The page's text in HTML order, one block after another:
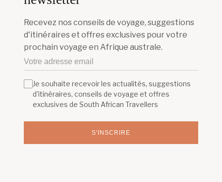
Recevez nos conseils de voyage, suggestions
d'itinéraires et offres exclusives pour votre
prochain voyage en Afrique australe.
S'INSCRIRE
Je souhaite recevoir les actualités, suggestions
d'itinéraires, conseils de voyage et offres
exclusives de South African Travellers